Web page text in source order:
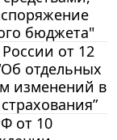
бюджета"
от 12
отдельных
изменений в
от 10